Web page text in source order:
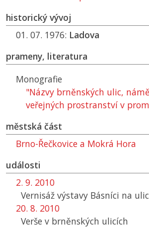
historický vývoj
01. 07. 1976: Ladova
prameny, literatura
Monografie
"Názvy brněnských ulic,
veřejných prostranství v
městská část
Brno-Řečkovice a Mokrá Hora
události
2. 9. 2010
Vernisáž výstavy Básníci na
20. 8. 2010
Verše v brněnských ulicích